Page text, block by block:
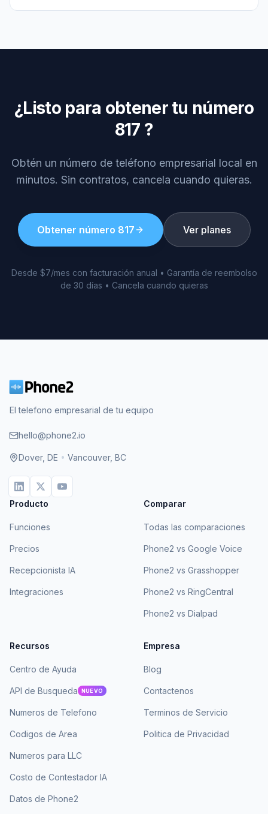
¿Listo para obtener tu número
817 ?
Obtén un número de teléfono empresarial local en
minutos. Sin contratos, cancela cuando quieras.
Obtener número 817 Ver planes
Desde $7/mes con facturación anual • Garantía de reembolso
de 30 días • Cancela cuando quieras
El telefono empresarial de tu equipo
hello@phone2.io
Dover, DE • Vancouver, BC
Producto
Funciones
Precios
Recepcionista IA
Integraciones
Comparar
Todas las comparaciones
Phone2 vs Google Voice
Phone2 vs Grasshopper
Phone2 vs RingCentral
Phone2 vs Dialpad
Recursos
Centro de Ayuda
API de Busqueda NUEVO
Numeros de Telefono
Codigos de Area
Numeros para LLC
Costo de Contestador IA
Datos de Phone2
Empresa
Blog
Contactenos
Terminos de Servicio
Politica de Privacidad